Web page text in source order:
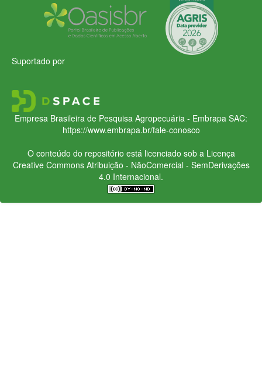
Suportado por
Empresa Brasileira de Pesquisa Agropecuária - Embrapa SAC:
https://www.embrapa.br/fale-conosco
O conteúdo do repositório está licenciado sob a Licença
Creative CommonsAtribuição - NãoComercial - SemDerivações
4.0 Internacional.